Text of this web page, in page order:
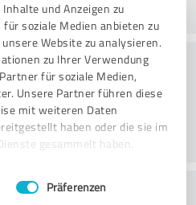
und Anzeigen zu
soziale Medien anbieten zu
Website zu analysieren.
zu Ihrer Verwendung
für soziale Medien,
Unsere Partner führen diese
mit weiteren Daten
haben oder die sie im
gesammelt haben.
Präferenzen